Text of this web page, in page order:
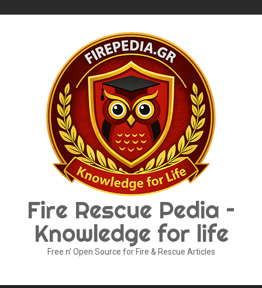
Fire Rescue Pedia –
Knowledge for life
Free n' Open Source for Fire & Rescue Articles